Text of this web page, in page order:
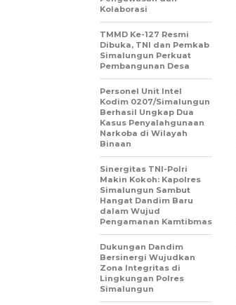
Kolaborasi
TMMD Ke-127 Resmi
Dibuka, TNI dan Pemkab
Simalungun Perkuat
Pembangunan Desa
Personel Unit Intel
Kodim 0207/Simalungun
Berhasil Ungkap Dua
Kasus Penyalahgunaan
Narkoba di Wilayah
Binaan
Sinergitas TNI-Polri
Makin Kokoh: Kapolres
Simalungun Sambut
Hangat Dandim Baru
dalam Wujud
Pengamanan Kamtibmas
Dukungan Dandim
Bersinergi Wujudkan
Zona Integritas di
Lingkungan Polres
Simalungun